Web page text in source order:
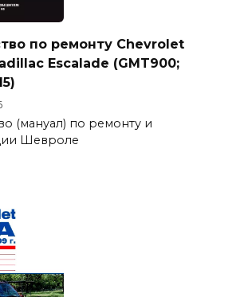
по ремонту Chevrolet
Escalade (GMT900;
(мануал) по ремонту и
Шевроле